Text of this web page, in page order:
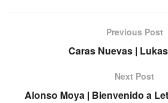
Previous Post
Caras Nuevas |
Next Post
Alonso Moya | Bienvenido a